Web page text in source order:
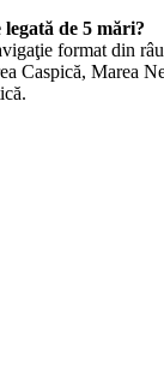
de 5 mări?
format din
Caspică, Marea